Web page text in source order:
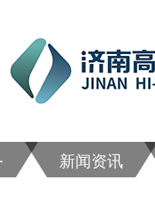
新闻资讯